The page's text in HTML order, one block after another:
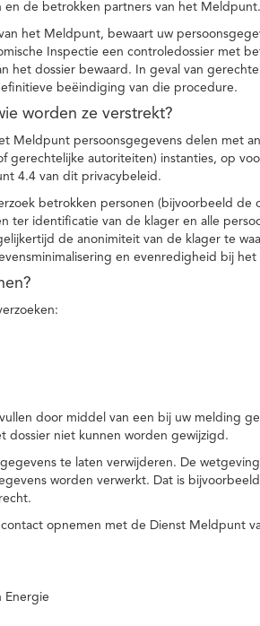
en de betrokken partners van het Meldpunt.
het Meldpunt, bewaart uw
Inspectie een controledossier met
het dossier bewaard. In geval van
beëindiging van die procedure.
worden ze verstrekt?
Meldpunt persoonsgegevens delen met
gerechtelijke autoriteiten) instanties, op
4.4 van dit privacybeleid.
betrokken personen (bijvoorbeeld de
ter identificatie van de klager en alle
de anonimiteit van de klager te
en evenredigheid bij
door middel van een bij uw melding
dossier niet kunnen worden gewijzigd.
te laten verwijderen. De
worden verwerkt. Dat is
opnemen met de Dienst Meldpunt
Energie